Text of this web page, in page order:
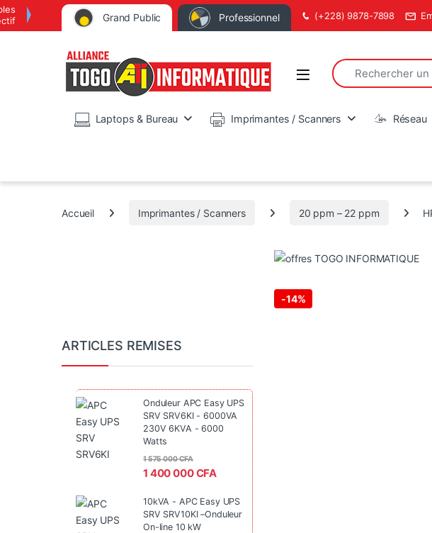
Grand Public Professionnel (+228) 9878-7898
Open
Search for:
Laptops & Bureau Imprimantes / Scanners Réseau
Accueil Imprimantes / Scanners 20 ppm – 22 ppm
-14%
ARTICLES REMISES
Onduleur APC Easy UPS
SRV SRV6KI - 6000VA
230V 6KVA - 6000
Watts
1 400 000CFA
1 575 000CFA
10kVA - APC Easy UPS
SRV SRV10KI –Onduleur
On-line 10 kW